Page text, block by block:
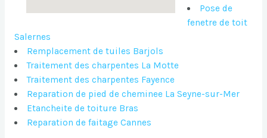
Pose de
fenetre de toit
Salernes
Remplacement de tuiles Barjols
Traitement des charpentes La Motte
Traitement des charpentes Fayence
Reparation de pied de cheminee La Seyne-sur-Mer
Etancheite de toiture Bras
Reparation de faitage Cannes